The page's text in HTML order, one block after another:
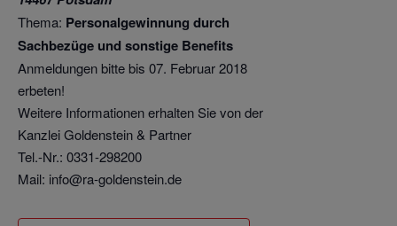
Thema: Personalgewinnung durch
Sachbezüge und sonstige Benefits
Anmeldungen bitte bis 07. Februar 2018
erbeten!
Weitere Informationen erhalten Sie von der
Kanzlei Goldenstein & Partner
Tel.-Nr.: 0331-298200
Mail: info@ra-goldenstein.de